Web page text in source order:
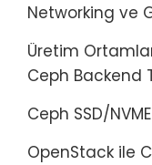
Networking ve
Üretim
Ceph Backend
Ceph SSD/
OpenStack ile